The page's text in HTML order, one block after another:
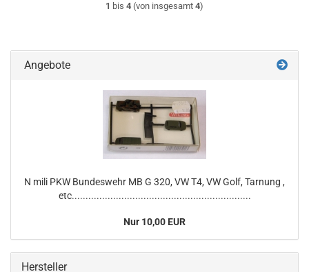
1 bis 4 (von insgesamt 4)
Angebote
N mili PKW Bundeswehr MB G 320, VW T4, VW Golf, Tarnung ,
etc.................................................................
Nur 10,00 EUR
Hersteller